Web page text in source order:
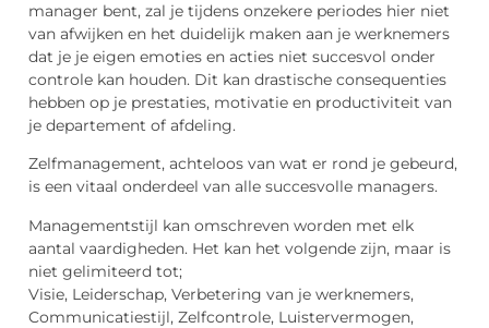
manager bent, zal je tijdens onzekere periodes hier niet
van afwijken en het duidelijk maken aan je werknemers
dat je je eigen emoties en acties niet succesvol onder
controle kan houden. Dit kan drastische consequenties
hebben op je prestaties, motivatie en productiviteit van
je departement of afdeling.
Zelfmanagement, achteloos van wat er rond je gebeurd,
is een vitaal onderdeel van alle succesvolle managers.
Managementstijl kan omschreven worden met elk
aantal vaardigheden. Het kan het volgende zijn, maar is
niet gelimiteerd tot;
Visie, Leiderschap, Verbetering van je werknemers,
Communicatiestijl, Zelfcontrole, Luistervermogen,